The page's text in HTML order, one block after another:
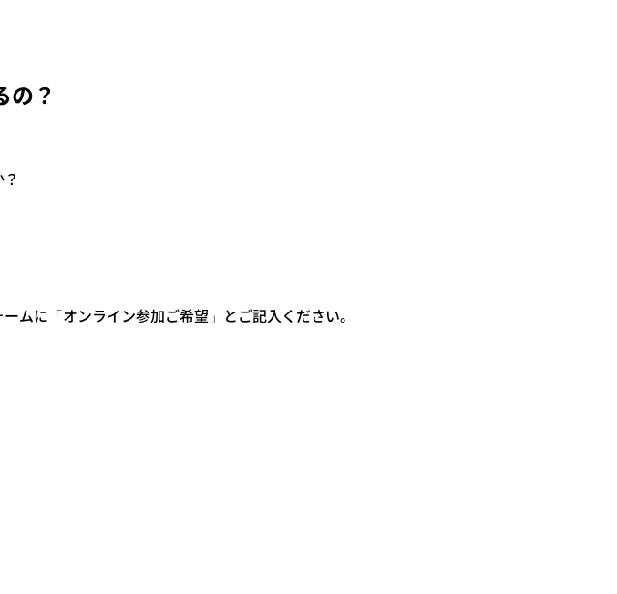
の？
ムに「オンライン参加ご希望」とご記入ください。